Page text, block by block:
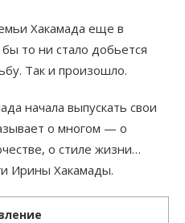
Хакамада еще в
то ни стало добьется
Так и произошло.
начала выпускать свои
о многом — о
о стиле жизни…
Ирины Хакамады.